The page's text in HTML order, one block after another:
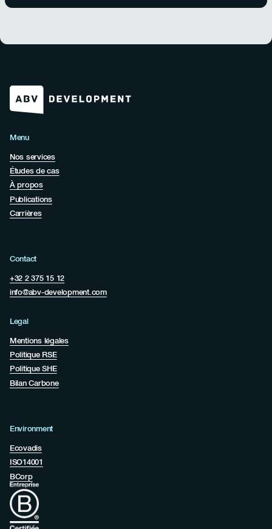
Menu
Nos services
Études de cas
À propos
Publications
Carrières
Contact
+32 2 375 15 12
info@abv-development.com
Legal
Mentions légales
Politique RSE
Politique SHE
Bilan Carbone
Environment
Ecovadis
ISO14001
BCorp